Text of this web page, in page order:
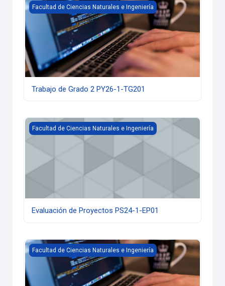
Trabajo de Grado 2 PY26-1-TG201
Facultad de Ciencias Naturales e Ingeniería
Trabajo de Grado 2 PY26-1-TG201
Evaluación de Proyectos PS24-1-EP01
Facultad de Ciencias Naturales e Ingeniería
Evaluación de Proyectos PS24-1-EP01
Desarrollo Sostenible PY24-1-DS01
Facultad de Ciencias Naturales e Ingeniería